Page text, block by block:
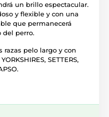
un brillo espectacular.
y flexible y con una
que permanecerá
del perro.
razas pelo largo y con
SETTERS,